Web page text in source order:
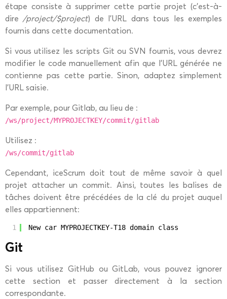
étape consiste à supprimer cette partie projet (c’est-à-
dire/project/$project) de l’URL dans tous les exemples
fournis dans cette documentation.
Si vous utilisez les scripts Git ou SVN fournis, vous devrez
modifier le code manuellement afin que l’URL générée ne
contienne pas cette partie. Sinon, adaptez simplement
l’URL saisie.
Par exemple, pour Gitlab, au lieu de :
/ws/project/MYPROJECTKEY/commit/gitlab
Utilisez :
/ws/commit/gitlab
Cependant, iceScrum doit tout de même savoir à quel
projet attacher un commit. Ainsi, toutes les balises de
tâches doivent être précédées de la clé du projet auquel
elles appartiennent:
1 New car MYPROJECTKEY-T18 domain class
Git
Si vous utilisez GitHub ou GitLab, vous pouvez ignorer
cette section et passer directement à la section
correspondante.